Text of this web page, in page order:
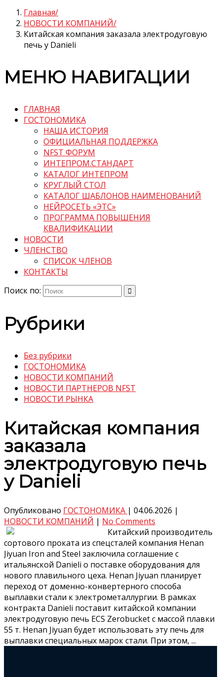
Главная
НОВОСТИ КОМПАНИЙ
Китайская компания заказала электродуговую
печь у Danieli
МЕНЮ НАВИГАЦИИ
ГЛАВНАЯ
ГОСТОНОМИКА
НАША ИСТОРИЯ
ОФИЦИАЛЬНАЯ ПОДДЕРЖКА
NFST ФОРУМ
ИНТЕПРОМ.СТАНДАРТ
КАТАЛОГ ИНТЕПРОМ
КРУГЛЫЙ СТОЛ
КАТАЛОГ ШАБЛОНОВ НАИМЕНОВАНИЙ
НЕЙРОСЕТЬ «ЭТС»
ПРОГРАММА ПОВЫШЕНИЯ
КВАЛИФИКАЦИИ
НОВОСТИ
ЧЛЕНСТВО
СПИСОК ЧЛЕНОВ
КОНТАКТЫ
Поиск по:
Рубрики
Без рубрики
ГОСТОНОМИКА
НОВОСТИ КОМПАНИЙ
НОВОСТИ ПАРТНЕРОВ NFST
НОВОСТИ РЫНКА
Китайская компания
заказала
электродуговую печь
у Danieli
Опубликовано ГОСТОНОМИКА | 04.06.2026 |
НОВОСТИ КОМПАНИЙ | No Comments
Китайский производитель
сортового проката из спецсталей компания Henan
Jiyuan Iron and Steel заключила соглашение с
итальянской Danieli о поставке оборудования для
нового плавильного цеха. Henan Jiyuan планирует
переход от доменно-конвертерного способа
выплавки стали к электрометаллургии. В рамках
контракта Danieli поставит китайской компании
электродуговую печь ECS Zerobucket с массой плавки
55 т. Henan Jiyuan будет использовать эту печь для
выплавки специальных марок стали. При этом, ...